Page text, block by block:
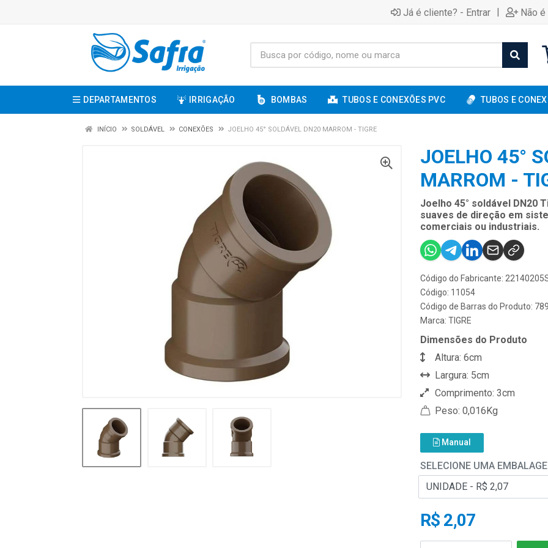
Já é cliente? - Entrar | Não
DEPARTAMENTOS IRRIGAÇÃO BOMBAS TUBOS E CONEXÕES PVC TUBOS E
INÍCIO SOLDÁVEL CONEXÕES JOELHO 45° SOLDÁVEL DN20 MARROM - TIGRE
JOELHO 45°
MARROM -
Joelho 45° soldável DN20
suaves de direção em
comerciais ou industriais.
Código do Fabricante:
Código: 11054
Código de Barras do Produto:
Marca: TIGRE
Dimensões do Produto
Altura: 6cm
Largura: 5cm
Comprimento: 3cm
Peso: 0,016Kg
Manual
SELECIONE UMA
R$ 2,07